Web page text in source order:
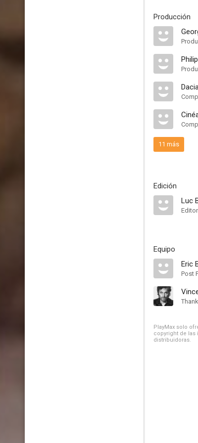
Producción
11 más
Edición
Luc
Editor
Equipo
Eric
Post
PlayMax solo
copyright de las
distribuidoras.